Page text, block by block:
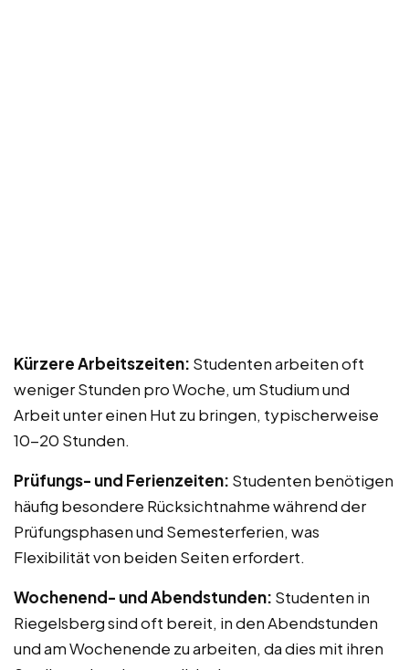
Kürzere Arbeitszeiten: Studenten arbeiten oft
weniger Stunden pro Woche, um Studium und
Arbeit unter einen Hut zu bringen, typischerweise
10-20 Stunden.
Prüfungs- und Ferienzeiten: Studenten benötigen
häufig besondere Rücksichtnahme während der
Prüfungsphasen und Semesterferien, was
Flexibilität von beiden Seiten erfordert.
Wochenend- und Abendstunden: Studenten in
Riegelsberg sind oft bereit, in den Abendstunden
und am Wochenende zu arbeiten, da dies mit ihren